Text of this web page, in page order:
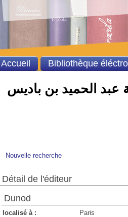
عبد الحميد بن باديس
Nouvelle recherche
Détail de l'éditeur
Dunod
localisé à :
Paris
Accueil Bibliothèque